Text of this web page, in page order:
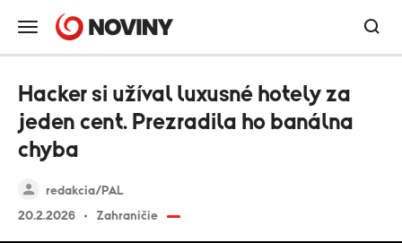
redakcia/PAL
20.2.2026
Zahraničie
Hacker si užíval luxusné hotely za
jeden cent. Prezradila ho banálna
chyba